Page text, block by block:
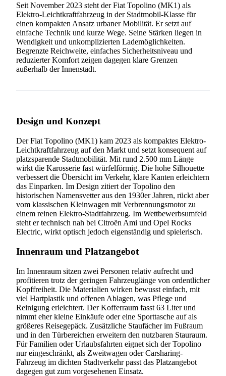
Seit November 2023 steht der Fiat Topolino (MK1) als
Elektro-Leichtkraftfahrzeug in der Stadtmobil-Klasse für
einen kompakten Ansatz urbaner Mobilität. Er setzt auf
einfache Technik und kurze Wege. Seine Stärken liegen in
Wendigkeit und unkomplizierten Lademöglichkeiten.
Begrenzte Reichweite, einfaches Sicherheitsniveau und
reduzierter Komfort zeigen dagegen klare Grenzen
außerhalb der Innenstadt.
Design und Konzept
Der Fiat Topolino (MK1) kam 2023 als kompaktes Elektro-
Leichtkraftfahrzeug auf den Markt und setzt konsequent auf
platzsparende Stadtmobilität. Mit rund 2.500 mm Länge
wirkt die Karosserie fast würfelförmig. Die hohe Silhouette
verbessert die Übersicht im Verkehr, klare Kanten erleichtern
das Einparken. Im Design zitiert der Topolino den
historischen Namensvetter aus den 1930er Jahren, rückt aber
vom klassischen Kleinwagen mit Verbrennungsmotor zu
einem reinen Elektro-Stadtfahrzeug. Im Wettbewerbsumfeld
steht er technisch nah bei Citroën Ami und Opel Rocks
Electric, wirkt optisch jedoch eigenständig und spielerisch.
Innenraum und Platzangebot
Im Innenraum sitzen zwei Personen relativ aufrecht und
profitieren trotz der geringen Fahrzeuglänge von ordentlicher
Kopffreiheit. Die Materialien wirken bewusst einfach, mit
viel Hartplastik und offenen Ablagen, was Pflege und
Reinigung erleichtert. Der Kofferraum fasst 63 Liter und
nimmt eher kleine Einkäufe oder eine Sporttasche auf als
größeres Reisegepäck. Zusätzliche Staufächer im Fußraum
und in den Türbereichen erweitern den nutzbaren Stauraum.
Für Familien oder Urlaubsfahrten eignet sich der Topolino
nur eingeschränkt, als Zweitwagen oder Carsharing-
Fahrzeug im dichten Stadtverkehr passt das Platzangebot
dagegen gut zum vorgesehenen Einsatz.